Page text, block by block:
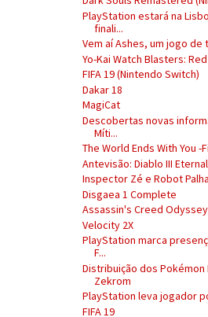
PlayStation estará na
finali...
Vem aí Ashes, um jogo
Yo-Kai Watch Blasters:
FIFA 19 (Nintendo Switch)
Dakar 18
MagiCat
Descobertas novas
Míti...
The World Ends With You -
Antevisão: Diablo III
Inspector Zé e Robot
Disgaea 1 Complete
Assassin's Creed Odyssey
Velocity 2X
PlayStation marca
F...
Distribuição dos Pokémon
Zekrom
PlayStation leva jogador
FIFA 19